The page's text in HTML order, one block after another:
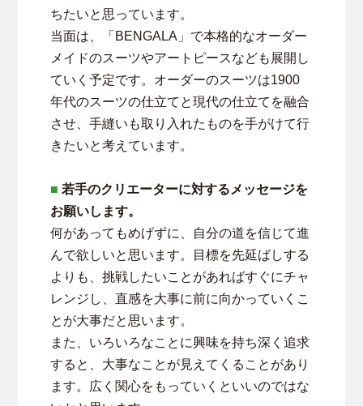
ちたいと思っています。
当面は、「BENGALA」で本格的なオーダー
メイドのスーツやアートピースなども展開し
ていく予定です。オーダーのスーツは1900
年代のスーツの仕立てと現代の仕立てを融合
させ、手縫いも取り入れたものを手がけて行
きたいと考えています。
■ 若手のクリエーターに対するメッセージを
お願いします。
何があってもめげずに、自分の道を信じて進
んで欲しいと思います。目標を先延ばしする
よりも、挑戦したいことがあればすぐにチャ
レンジし、直感を大事に前に向かっていくこ
とが大事だと思います。
また、いろいろなことに興味を持ち深く追求
すると、大事なことが見えてくることがあり
ます。広く関心をもっていくといいのではな